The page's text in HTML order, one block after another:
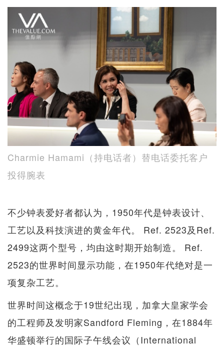
Charmie Hamami（持电话者）替电话委托客户
投得腕表
不少钟表爱好者都认为，1950年代是钟表设计、
工艺以及科技演进的黄金年代。 Ref. 2523及Ref.
2499这两个型号，均由这时期开始制造。 Ref.
2523的世界时间显示功能，在1950年代绝对是一
项复杂工艺。
世界时间这概念于19世纪出现，加拿大皇家学会
的工程师及发明家Sandford Fleming，在1884年
华盛顿举行的国际子午线会议（International